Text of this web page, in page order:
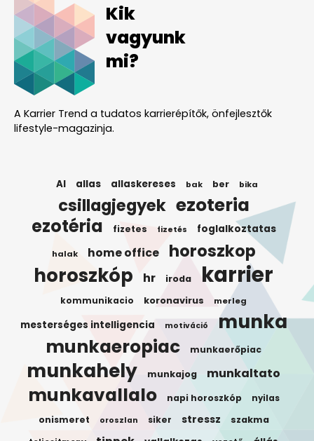
Kik
vagyunk
mi?
A Karrier Trend a tudatos karrierépítők, önfejlesztők
lifestyle-magazinja.
AI allas allaskereses bak ber bika
csillagjegyek ezoteria
ezotéria fizetes fizetés foglalkoztatas
halak home office horoszkop
horoszkóp hr iroda karrier
kommunikacio koronavirus merleg
mesterséges intelligencia motiváció munka
munkaeropiac munkaerőpiac
munkahely munkajog munkaltato
munkavallalo napi horoszkóp nyilas
onismeret oroszlan siker stressz szakma